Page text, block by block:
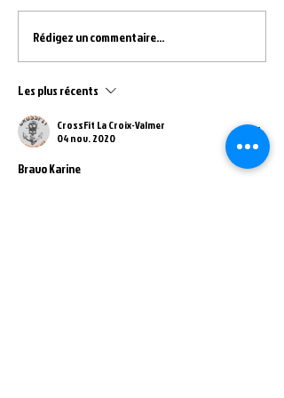
Rédigez un commentaire...
Les plus récents
CrossFit La Croix-Valmer
04 nov. 2020
Bravo Karine